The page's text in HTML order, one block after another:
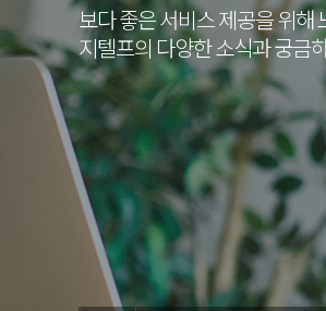
보다 좋은 서비스 제공을 위해
지텔프의 다양한 소식과 궁금